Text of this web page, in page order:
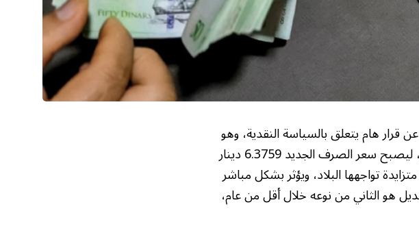
ليبيا المركزي اليوم الأحد، الموافق 18 يناير 2026، عن قرار هام يتعلق بالسياسة النقدية، وهو
خفض قيمة الدينار الليبي بنسبة 14.7% مقابل الدولار الأمريكي، ليصبح سعر الصرف الجديد 6.3759 دينار
تواجهها البلاد، ويؤثر بشكل مباشر
هو الثاني من نوعه خلال أقل من عام،